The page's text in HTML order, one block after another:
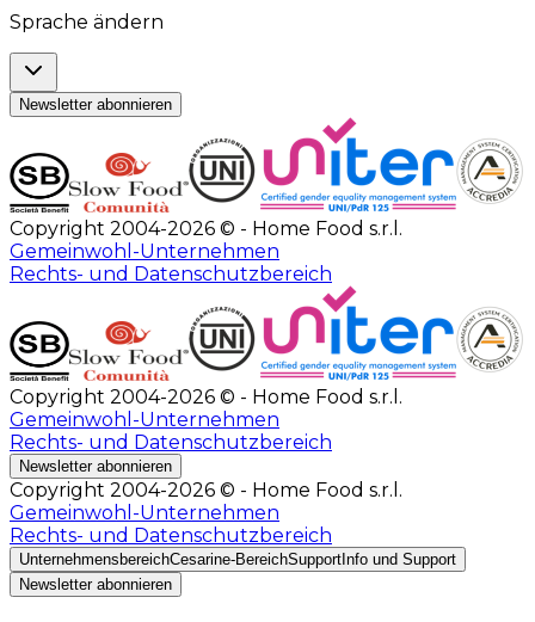
Sprache ändern
Newsletter abonnieren
Copyright 2004-2026 © - Home Food s.r.l.
Gemeinwohl-Unternehmen
Rechts- und Datenschutzbereich
Copyright 2004-2026 © - Home Food s.r.l.
Gemeinwohl-Unternehmen
Rechts- und Datenschutzbereich
Newsletter abonnieren
Copyright 2004-2026 © - Home Food s.r.l.
Gemeinwohl-Unternehmen
Rechts- und Datenschutzbereich
UnternehmensbereichCesarine-BereichSupport Info und Support
Newsletter abonnieren